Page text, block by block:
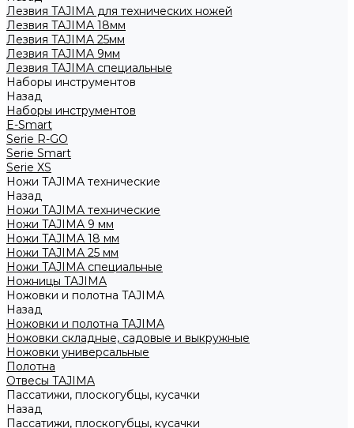
Лезвия TAJIMA для технических ножей
Лезвия TAJIMA 18мм
Лезвия TAJIMA 25мм
Лезвия TAJIMA 9мм
Лезвия TAJIMA специальные
Наборы инструментов
Назад
Наборы инструментов
E-Smart
Serie R-GO
Serie Smart
Serie XS
Ножи TAJIMA технические
Назад
Ножи TAJIMA технические
Ножи TAJIMA 9 мм
Ножи TAJIMA 18 мм
Ножи TAJIMA 25 мм
Ножи TAJIMA специальные
Ножницы TAJIMA
Ножовки и полотна TAJIMA
Назад
Ножовки и полотна TAJIMA
Ножовки складные, садовые и выкружные
Ножовки универсальные
Полотна
Отвесы TAJIMA
Пассатижи, плоскогубцы, кусачки
Назад
Пассатижи, плоскогубцы, кусачки